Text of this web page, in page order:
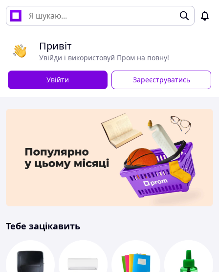
Привіт
Увійди і використовуй Пром на повну!
Увійти Зареєструватись
Тебе зацікавить